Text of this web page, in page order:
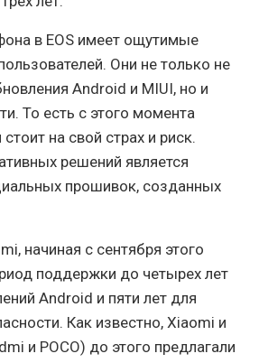
в EOS имеет ощутимые
Они не только не
Android и MIUI, но и
То есть с этого момента
на свой страх и риск.
решений является
прошивок, созданных
начиная с сентября этого
поддержки до четырех лет
Android и пяти лет для
Как известно, Xiaomi и
и POCO) до этого предлагали